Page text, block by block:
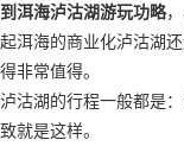
到洱海泸沽湖游玩功略
起洱海的商业化泸沽湖
得非常值得。
泸沽湖的行程一般都
致就是这样。